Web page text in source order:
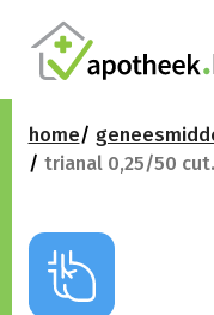
home
trianal 0,25/50